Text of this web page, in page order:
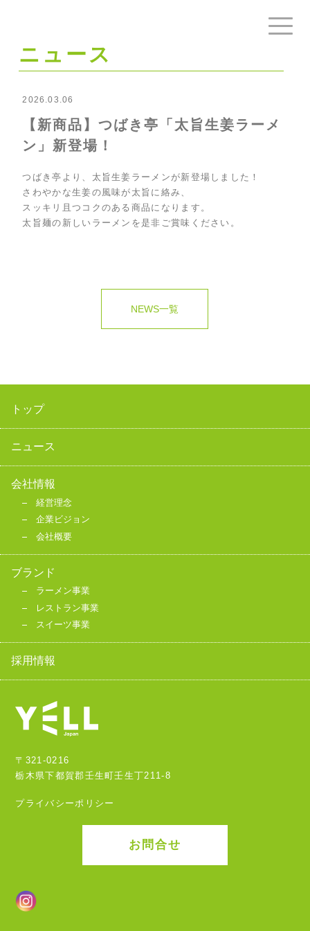
ニュース
2026.03.06
【新商品】つばき亭「太旨生姜ラーメ
ン」新登場！
つばき亭より、太旨生姜ラーメンが新登場しました！
さわやかな生姜の風味が太旨に絡み、
スッキリ且つコクのある商品になります。
太旨麺の新しいラーメンを是非ご賞味ください。
NEWS一覧
〒321-0216
栃木県下都賀郡壬生町壬生丁211-8
プライバシーポリシー
お問合せ
トップ
ニュース
会社情報
経営理念
企業ビジョン
会社概要
ブランド
ラーメン事業
レストラン事業
スイーツ事業
採用情報